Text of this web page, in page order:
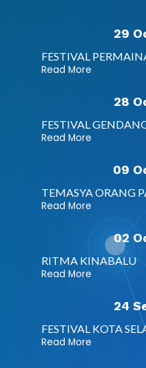
29
FESTIVAL
Read More
28
FESTIVAL
Read More
09
TEMASYA ORANG
Read More
02
RITMA KINABALU
Read More
24
FESTIVAL KOTA
Read More